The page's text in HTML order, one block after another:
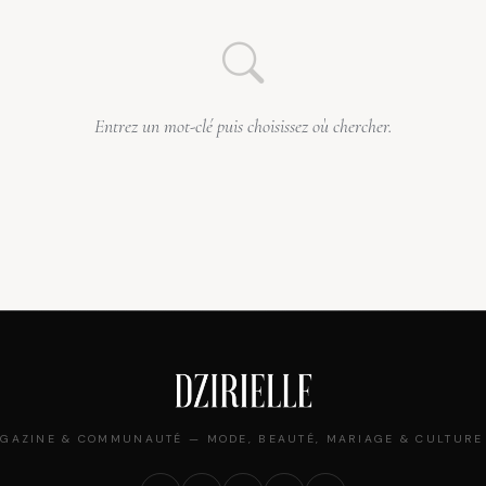
Entrez un mot-clé puis choisissez où chercher.
& COMMUNAUTÉ — MODE, BEAUTÉ, MARIAGE &